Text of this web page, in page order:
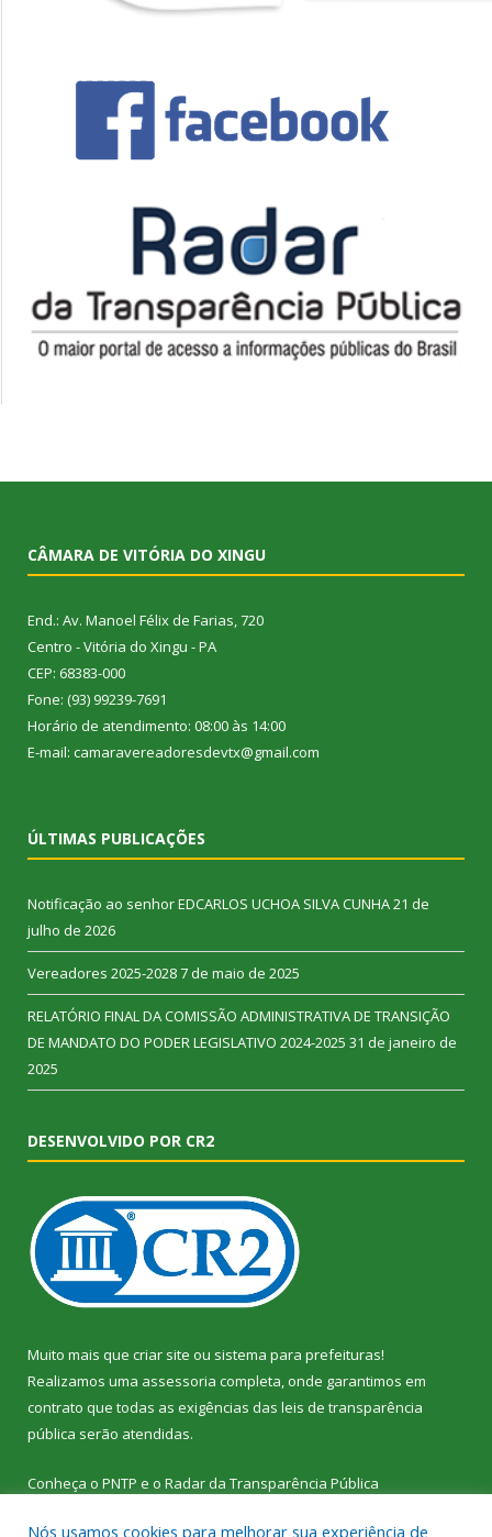
CÂMARA DE VITÓRIA DO XINGU
End.: Av. Manoel Félix de Farias, 720
Centro - Vitória do Xingu - PA
CEP: 68383-000
Fone: (93) 99239-7691
Horário de atendimento: 08:00 às 14:00
E-mail: camaravereadoresdevtx@gmail.com
ÚLTIMAS PUBLICAÇÕES
Notificação ao senhor EDCARLOS UCHOA SILVA CUNHA21 de
julho de 2026
Vereadores 2025-20287 de maio de 2025
RELATÓRIO FINAL DA COMISSÃO ADMINISTRATIVA DE TRANSIÇÃO
DE MANDATO DO PODER LEGISLATIVO 2024-2025 31 de janeiro de
2025
DESENVOLVIDO POR CR2
Muito mais que criar site ou sistema para prefeituras!
Realizamos uma assessoria completa, onde garantimos em
contrato que todas as exigências das leis de transparência
pública serão atendidas.
Conheça o PNTP e o Radar da Transparência Pública
Nós usamos cookies para melhorar sua experiência de